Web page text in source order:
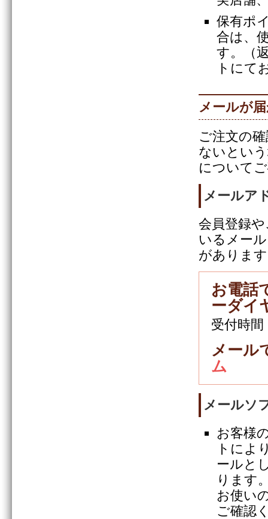
保有ポ
合は、
す。（
トにて
メールが
ご注文の
ないとい
について
メールア
会員登録
いるメー
がありま
お電話
ーダイ
受付時間
メー
ム
メールソ
お客様
トによ
ールと
ります
お使い
ご確認